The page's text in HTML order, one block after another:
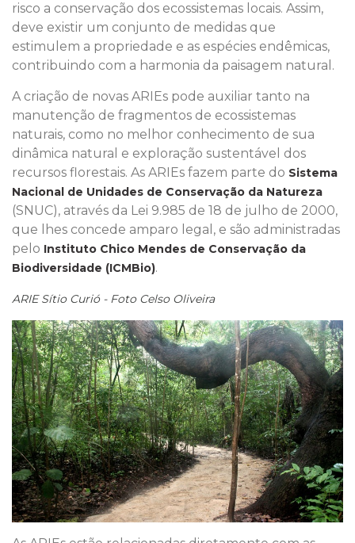
risco a conservação dos ecossistemas locais. Assim,
deve existir um conjunto de medidas que
estimulem a propriedade e as espécies endêmicas,
contribuindo com a harmonia da paisagem natural.
A criação de novas ARIEs pode auxiliar tanto na
manutenção de fragmentos de ecossistemas
naturais, como no melhor conhecimento de sua
dinâmica natural e exploração sustentável dos
recursos florestais. As ARIEs fazem parte do Sistema
Nacional de Unidades de Conservação da Natureza
(SNUC), através da Lei 9.985 de 18 de julho de 2000,
que lhes concede amparo legal, e são administradas
pelo Instituto Chico Mendes de Conservação da
Biodiversidade (ICMBio).
ARIE Sítio Curió - Foto Celso Oliveira